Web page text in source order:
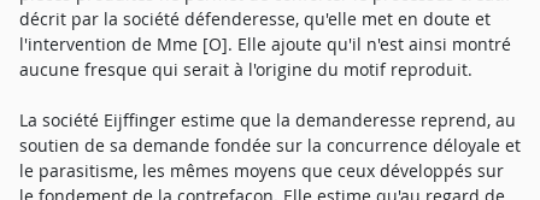
décrit par la société défenderesse, qu'elle met en doute et
l'intervention de Mme [O]. Elle ajoute qu'il n'est ainsi montré
aucune fresque qui serait à l'origine du motif reproduit.
La société Eijffinger estime que la demanderesse reprend, au
soutien de sa demande fondée sur la concurrence déloyale et
le parasitisme, les mêmes moyens que ceux développés sur